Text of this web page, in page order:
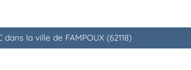
la ville de FAMPOUX (62118)